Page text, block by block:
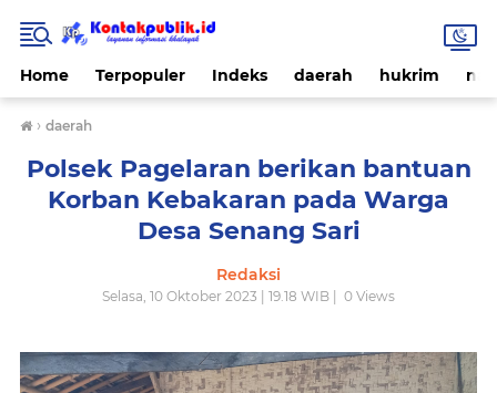
Home Terpopuler Indeks daerah hukrim
› daerah
Polsek Pagelaran berikan bantuan
Korban Kebakaran pada Warga
Desa Senang Sari
Redaksi
Selasa, 10 Oktober 2023 | 19.18 WIB | 0 Views